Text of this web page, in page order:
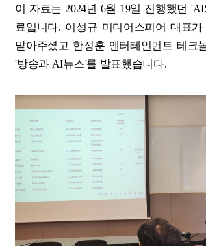
이 자료는 2024년 6월 19일 진행했던
료입니다. 이성규 미디어스피어 대표
맡아주셨고 한정훈 엔터테인먼트 테크
'방송과 AI뉴스'를 발표했습니다.